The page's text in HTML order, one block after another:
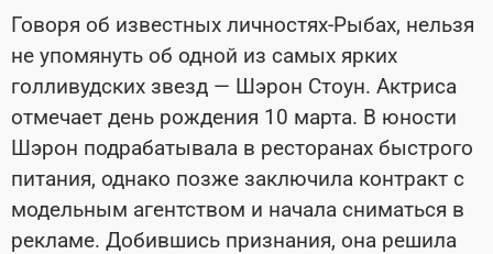
Говоря об известных личностях-Рыбах, нельзя
не упомянуть об одной из самых ярких
голливудских звезд — Шэрон Стоун. Актриса
отмечает день рождения 10 марта. В юности
Шэрон подрабатывала в ресторанах быстрого
питания, однако позже заключила контракт с
модельным агентством и начала сниматься в
рекламе. Добившись признания, она решила